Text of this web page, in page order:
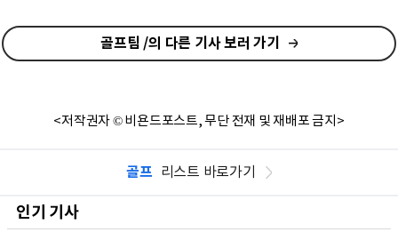
골프팀 /의 다른 기사 보러 가기
<저작권자 © 비욘드포스트, 무단 전재 및 재배포 금지>
골프 리스트 바로가기
인기 기사